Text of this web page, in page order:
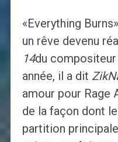
«Everything
un rêve devenu
14du
année, il a dit
amour pour Rage
de la façon dont
partition